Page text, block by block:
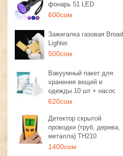
фонарь 51 LED
600сом
Зажигалка газовая Broad
Lighter.
500сом
Вакуумный пакет для
хранения вещей и
одежды 10 шт + насос
620сом
Детектор скрытой
проводки (труб, дерева,
металла) TH210
1400сом